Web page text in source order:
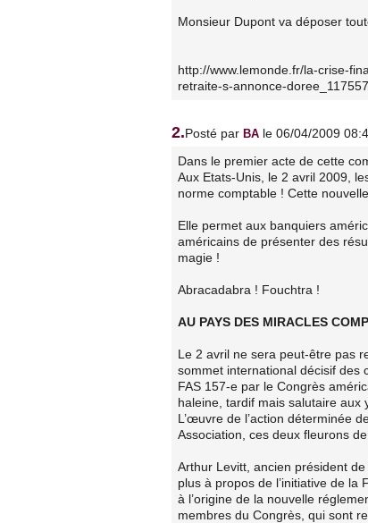
Monsieur Dupont va déposer
http://www.lemonde.fr/la-crise-
retraite-s-annonce-
2.Posté par BA le 06/04/2009
Dans le premier acte de cette
Aux Etats-Unis, le 2 avril 2009,
norme comptable ! Cette
Elle permet aux banquiers
américains de présenter des
magie !
Abracadabra ! Fouchtra !
AU PAYS DES MIRACLES
Le 2 avril ne sera peut-être pas
sommet international décisif des
FAS 157-e par le Congrès
haleine, tardif mais salutaire aux
L’œuvre de l’action déterminée
Association, ces deux fleurons de
Arthur Levitt, ancien président
plus à propos de l’initiative de la
à l’origine de la nouvelle
membres du Congrès, qui sont